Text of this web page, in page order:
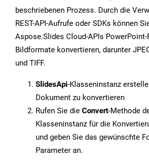
beschriebenen Prozess. Durch die
REST-API-Aufrufe oder SDKs können
Aspose.Slides Cloud-APIs
Bildformate konvertieren, darunter
und TIFF.
SlidesApi-Klasseninstanz
Dokument zu konvertieren
Rufen Sie die Convert-Methode
Klasseninstanz für die
und geben Sie das gewünschte
Parameter an.